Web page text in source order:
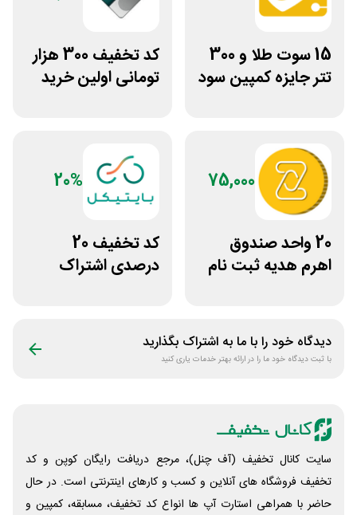
15 سوت طلا و 300
تتر جایزه کمپین سود
کد تخفیف 300 هزار
تومانی اولین خرید
75,000
20 واحد صندوق
اهرم هدیه ثبت نام
20%
کد تخفیف 20
درصدی اشتراک
دیدگاه خود را با ما به اشتراک بگذارید
با ثبت دیدگاه خود ما را در ارائه بهتر خدمات یاری کنید
سایت کانال تخفیف (آف چنل)، مرجع دریافت رایگان کوپن و کد
تخفیف فروشگاه های آنلاین و کسب و‌ کارهای اینترنتی است. در حال
حاضر با همراهی استارت آپ ها انواع کد تخفیف، مسابقه، کمپین و